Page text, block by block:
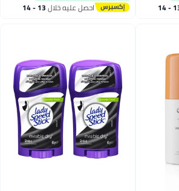
13 - 14 احصل عليه خلال 13 - 14